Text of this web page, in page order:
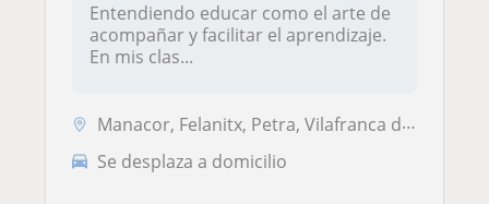
Entendiendo educar como el arte de
acompañar y facilitar el aprendizaje.
En mis clas...
Manacor, Felanitx, Petra, Vilafranca de Bonany
Se desplaza a domicilio